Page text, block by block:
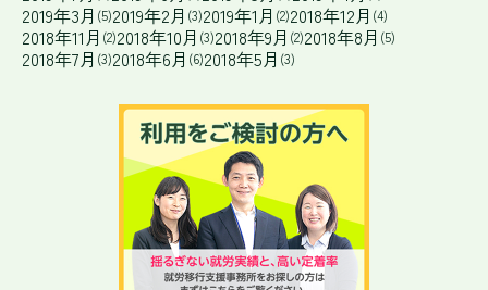
2019年3月 (5)2019年2月 (3)2019年1月 (2)2018年12月 (4)
2018年11月 (2)2018年10月 (3)2018年9月 (2)2018年8月 (5)
2018年7月 (3)2018年6月 (6)2018年5月 (3)